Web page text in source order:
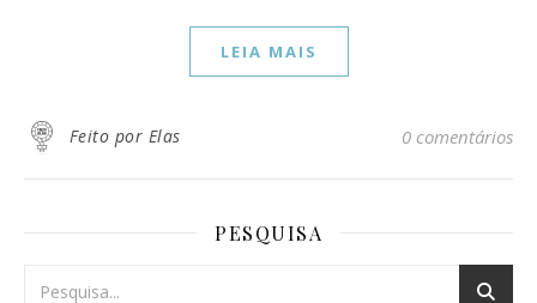
LEIA MAIS
Feito por Elas 0 comentários
PESQUISA